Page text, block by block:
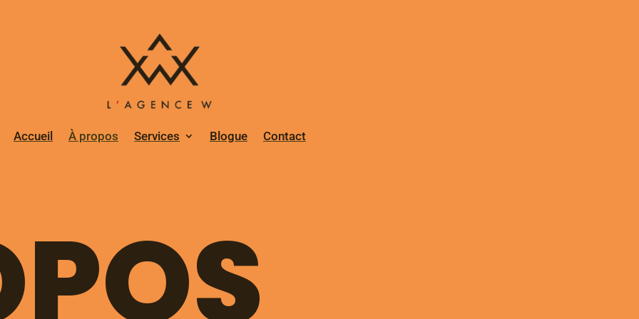
Accueil À propos Services Blogue Contact